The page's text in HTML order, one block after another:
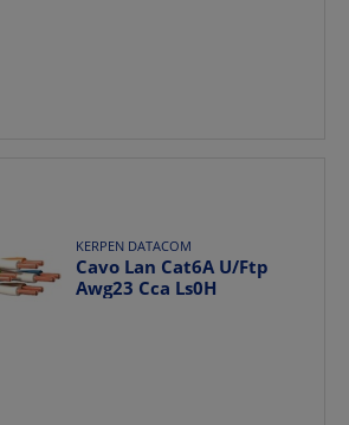
KERPEN DATACOM
Cavo Lan Cat6A U/Ftp
Awg23 Cca Ls0H